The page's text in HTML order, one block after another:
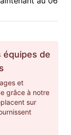
équipes de
et
grâce à notre
sur